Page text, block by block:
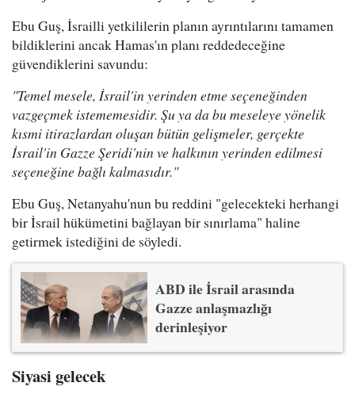
Ebu Guş, İsrailli yetkililerin planın ayrıntılarını tamamen
bildiklerini ancak Hamas'ın planı reddedeceğine
güvendiklerini savundu:
"Temel mesele, İsrail'in yerinden etme seçeneğinden
vazgeçmek istememesidir. Şu ya da bu meseleye yönelik
kısmi itirazlardan oluşan bütün gelişmeler, gerçekte
İsrail'in Gazze Şeridi'nin ve halkının yerinden edilmesi
seçeneğine bağlı kalmasıdır."
Ebu Guş, Netanyahu'nun bu reddini "gelecekteki herhangi
bir İsrail hükümetini bağlayan bir sınırlama" haline
getirmek istediğini de söyledi.
ABD ile İsrail arasında
Gazze anlaşmazlığı
derinleşiyor
Siyasi gelecek